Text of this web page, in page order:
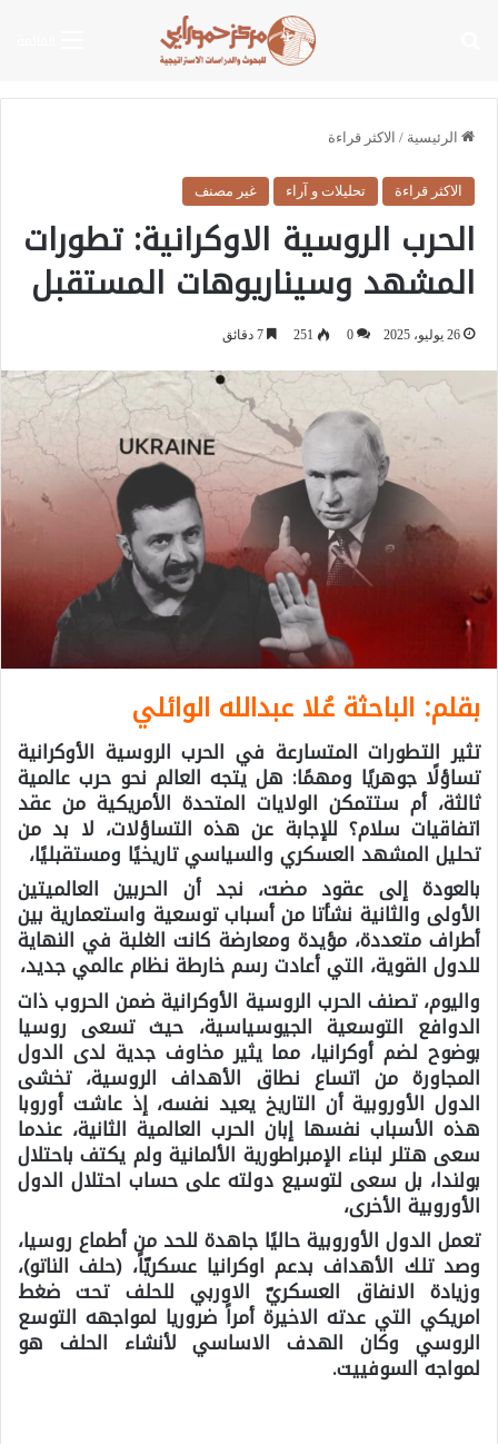
الرئيسية / الاكثر قراءة
الاكثر قراءة تحليلات و آراء غير مصنف
الحرب الروسية الاوكرانية: تطورات
المشهد وسيناريوهات المستقبل
26 يوليو، 2025 0
251
بقلم: الباحثة عُلا عبدالله الوائلي
تثير التطورات المتسارعة في الحرب الروسية الأوكرانية
تساؤلًا جوهريًا ومهمًا: هل يتجه العالم نحو حرب عالمية
ثالثة، أم ستتمكن الولايات المتحدة الأمريكية من عقد
اتفاقيات سلام؟ للإجابة عن هذه التساؤلات، لا بد من
تحليل المشهد العسكري والسياسي تاريخيًا ومستقبليًا،
بالعودة إلى عقود مضت، نجد أن الحربين العالميتين
الأولى والثانية نشأتا من أسباب توسعية واستعمارية بين
أطراف متعددة، مؤيدة ومعارضة كانت الغلبة في النهاية
للدول القوية، التي أعادت رسم خارطة نظام عالمي جديد،
واليوم، تصنف الحرب الروسية الأوكرانية ضمن الحروب ذات
الدوافع التوسعية الجيوسياسية، حيث تسعى روسيا
بوضوح لضم أوكرانيا، مما يثير مخاوف جدية لدى الدول
المجاورة من اتساع نطاق الأهداف الروسية، تخشى
الدول الأوروبية أن التاريخ يعيد نفسه، إذ عاشت أوروبا
هذه الأسباب نفسها إبان الحرب العالمية الثانية، عندما
سعى هتلر لبناء الإمبراطورية الألمانية ولم يكتف باحتلال
بولندا، بل سعى لتوسيع دولته على حساب احتلال الدول
الأوروبية الأخرى،
تعمل الدول الأوروبية حاليًا جاهدة للحد من أطماع روسيا،
وصد تلك الأهداف بدعم اوكرانيا عسكريّاً، (حلف الناتو)،
وزيادة الانفاق العسكريّ الاوربي للحلف تحت ضغط
امريكي التي عدته الاخيرة أمراً ضروريا لمواجهه التوسع
الروسي وكان الهدف الاساسي لأنشاء الحلف هو
لمواجه السوفييت.